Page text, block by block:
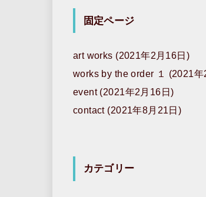
固定ページ
art works (2021年2月16日)
works by the order １ (2021年
event (2021年2月16日)
contact (2021年8月21日)
カテゴリー